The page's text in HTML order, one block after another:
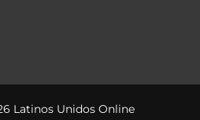
Latinos Unidos Online